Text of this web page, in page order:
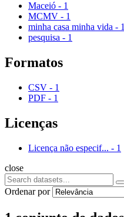
Maceió - 1
MCMV - 1
minha casa minha vida - 1
pesquisa - 1
Formatos
CSV - 1
PDF - 1
Licenças
Licença não especif... - 1
close
Ordenar por